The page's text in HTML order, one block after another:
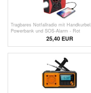
Tragbares Notfallradio mit Handkurbel,
Powerbank und SOS-Alarm - Rot
25,40EUR